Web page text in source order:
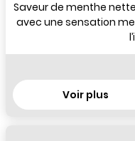
Saveur de menthe
avec une sensation
Voir plus